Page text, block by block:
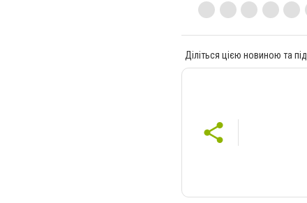
Діліться цією новиною та